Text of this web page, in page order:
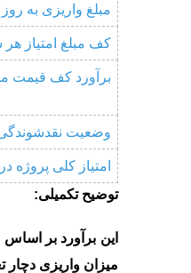
مبلغ واریزی به روز هر
کف مبلغ امتیاز هر سهم
برآورد کف قیمت
وضعیت
امتیاز کلی پروژه در
توضیح تکمیلی:
این برآورد بر
میزان واریزی دچار